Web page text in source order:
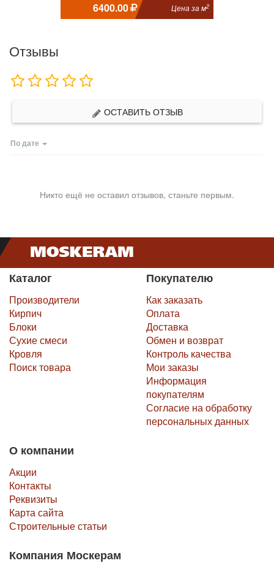
6400.00 Цена за м2
Отзывы
ОСТАВИТЬ ОТЗЫВ
По дате
Никто ещё не оставил отзывов, станьте первым.
Каталог
Производители
Кирпич
Блоки
Сухие смеси
Кровля
Поиск товара
Покупателю
Как заказать
Оплата
Доставка
Обмен и возврат
Контроль качества
Мои заказы
Информация
покупателям
Согласие на обработку
персональных данных
О компании
Акции
Контакты
Реквизиты
Карта сайта
Строительные статьи
Компания Москерам